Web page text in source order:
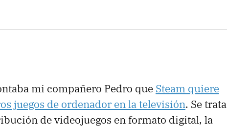
mi compañero Pedro que Steam quiere
juegos de ordenador en la televisión. Se trata
de videojuegos en formato digital, la